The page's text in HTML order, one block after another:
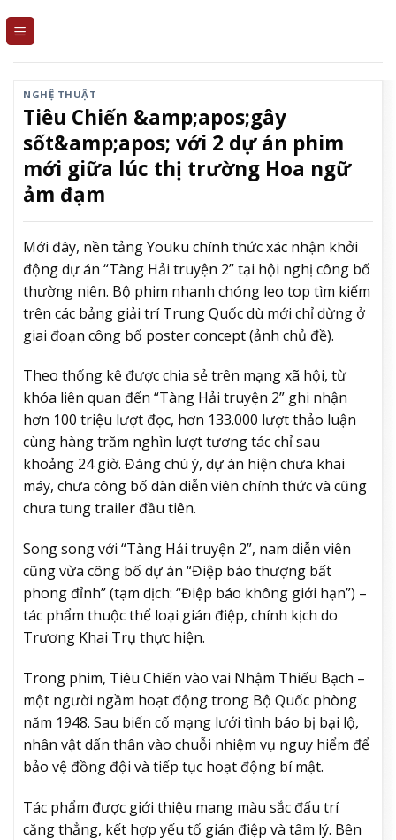
NGHỆ THUẬT
Tiêu Chiến &amp;apos;gây
sốt&amp;apos; với 2 dự án phim
mới giữa lúc thị trường Hoa ngữ
ảm đạm
Mới đây, nền tảng Youku chính thức xác nhận khởi
động dự án “Tàng Hải truyện 2” tại hội nghị công bố
thường niên. Bộ phim nhanh chóng leo top tìm kiếm
trên các bảng giải trí Trung Quốc dù mới chỉ dừng ở
giai đoạn công bố poster concept (ảnh chủ đề).
Theo thống kê được chia sẻ trên mạng xã hội, từ
khóa liên quan đến “Tàng Hải truyện 2” ghi nhận
hơn 100 triệu lượt đọc, hơn 133.000 lượt thảo luận
cùng hàng trăm nghìn lượt tương tác chỉ sau
khoảng 24 giờ. Đáng chú ý, dự án hiện chưa khai
máy, chưa công bố dàn diễn viên chính thức và cũng
chưa tung trailer đầu tiên.
Song song với “Tàng Hải truyện 2”, nam diễn viên
cũng vừa công bố dự án “Điệp báo thượng bất
phong đỉnh” (tạm dịch: “Điệp báo không giới hạn”) –
tác phẩm thuộc thể loại gián điệp, chính kịch do
Trương Khai Trụ thực hiện.
Trong phim, Tiêu Chiến vào vai Nhậm Thiếu Bạch –
một người ngầm hoạt động trong Bộ Quốc phòng
năm 1948. Sau biến cố mạng lưới tình báo bị bại lộ,
nhân vật dấn thân vào chuỗi nhiệm vụ nguy hiểm để
bảo vệ đồng đội và tiếp tục hoạt động bí mật.
Tác phẩm được giới thiệu mang màu sắc đấu trí
căng thẳng, kết hợp yếu tố gián điệp và tâm lý. Bên